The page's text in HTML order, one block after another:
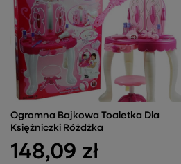
Ogromna Bajkowa Toaletka Dla
Księżniczki Różdżka
148,09 zł